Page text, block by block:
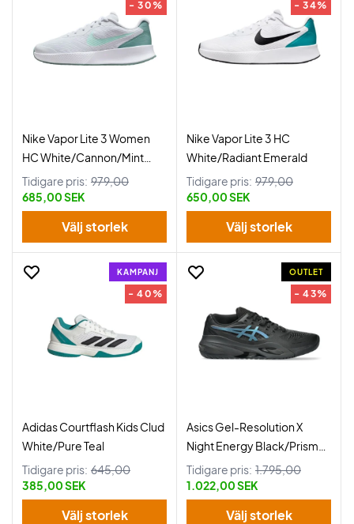
- 30%
Nike Vapor Lite 3 Women
HC White/Cannon/Mint
Foam
Tidigare pris: 979,00
685,00 SEK
Välj storlek
- 34%
Nike Vapor Lite 3 HC
White/Radiant Emerald
Tidigare pris: 979,00
650,00 SEK
Välj storlek
KAMPANJ
- 40%
Adidas Courtflash Kids Clud
White/Pure Teal
Tidigare pris: 645,00
385,00 SEK
Välj storlek
OUTLET
- 43%
Asics Gel-Resolution X
Night Energy Black/Prism
Blue
Tidigare pris: 1.795,00
1.022,00 SEK
Välj storlek